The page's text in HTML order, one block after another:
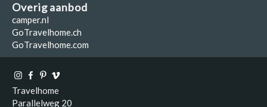
Overig aanbod
camper.nl
GoTravelhome.ch
GoTravelhome.com
Travelhome
Parallelweg 20